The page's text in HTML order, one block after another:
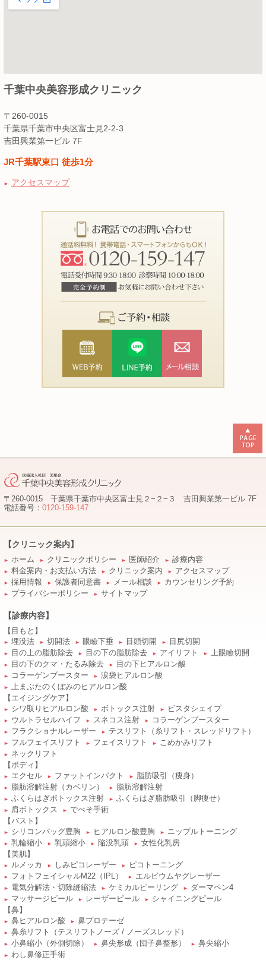
千葉中央美容形成クリニック
〒260-0015
千葉県千葉市中央区富士見2-2-3
吉田興業第一ビル 7F
JR千葉駅東口 徒歩1分
► アクセスマップ
〒260-0015 千葉県千葉市中央区富士見２−２−３ 吉田興業第一ビル 7F
電話番号： 0120-159-147
【クリニック案内】
► ホーム ► クリニックポリシー ► 医師紹介 ► 診療内容
► 料金案内・お支払い方法 ► クリニック案内 ► アクセスマップ
► 採用情報 ► 保護者同意書 ► メール相談 ► カウンセリング予約
► プライバシーポリシー ► サイトマップ
【診療内容】
【目もと】
► 埋没法 ► 切開法 ► 眼瞼下垂 ► 目頭切開 ► 目尻切開
► 目の上の脂肪除去 ► 目の下の脂肪除去 ► アイリフト ► 上眼瞼切開
► 目の下のクマ・たるみ除去 ► 目の下ヒアルロン酸
► コラーゲンブースター ► 涙袋ヒアルロン酸
► 上まぶたのくぼみのヒアルロン酸
【エイジングケア】
► シワ取りヒアルロン酸 ► ボトックス注射 ► ビスタシェイプ
► ウルトラセルハイフ ► スネコス注射 ► コラーゲンブースター
► フラクショナルレーザー ► テスリフト（糸リフト・スレッドリフト）
► フルフェイスリフト ► フェイスリフト ► こめかみリフト
►
ネックリフト
【ボディ】
► エクセル ► ファットインパクト ► 脂肪吸引（痩身）
► 脂肪溶解注射（カベリン） ► 脂肪溶解注射
► ふくらはぎボトックス注射 ► ふくらはぎ脂肪吸引（脚痩せ）
► 肩ボトックス ►
でべそ手術
【バスト】
► シリコンバッグ豊胸 ► ヒアルロン酸豊胸 ► ニップルトーニング
► 乳輪縮小 ► 乳頭縮小 ► 陥没乳頭 ► 女性化乳房
【美肌】
► ルメッカ ► しみピコレーザー ► ピコトーニング
► フォトフェイシャルM22（IPL） ► エルビウムヤグレーザー
► 電気分解法・切除縫縮法 ► ケミカルピーリング ► ダーマペン4
► マッサージピール ► レーザーピール ►
シャイニングピール
【鼻】
► 鼻ヒアルロン酸 ► 鼻プロテーゼ
► 鼻糸リフト（テスリフトノーズ / ノーズスレッド）
► 小鼻縮小（外側切除） ► 鼻尖形成（団子鼻整形） ► 鼻尖縮小
► わし鼻修正手術